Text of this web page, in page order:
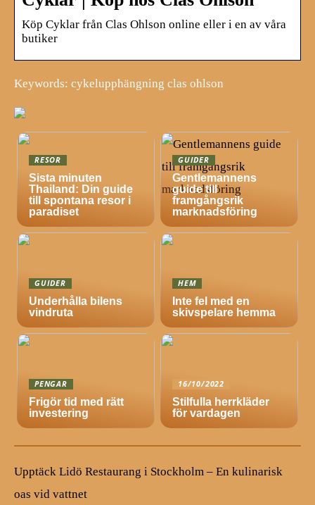
Köp Cyklar från Clas Ohlson online eller i en av våra
butiker
Keywords: cykelupphängning clas ohlson
RESOR
Sista minuten
Thailand: Din guide
till spontana resor i
paradiset
GUIDER
Gentlemannens
guide till
framgångsrik
marknadsföring
GUIDER
Underhålla bilens
vindruta
HEM
Inte fel med en
skivspelare hemma
PENGAR
Frigör tid med rätt
investering
16/10/2022
Stilfulla herrkläder
för vardagen
Upptäck Lidö Restaurang i Stockholm – En kulinarisk
oas vid vattnet